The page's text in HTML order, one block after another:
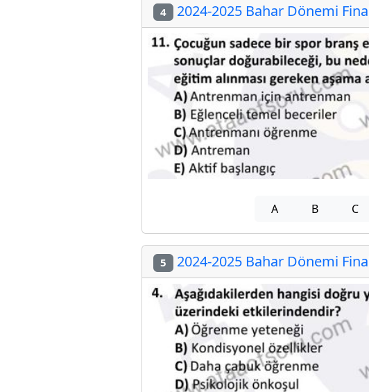
4 2024-2025 Bahar Dönemi Final
A B C
5 2024-2025 Bahar Dönemi Final